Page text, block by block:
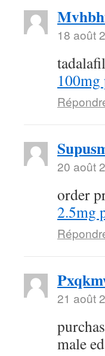
18 août
20 août
order
2.5mg
21 août
male